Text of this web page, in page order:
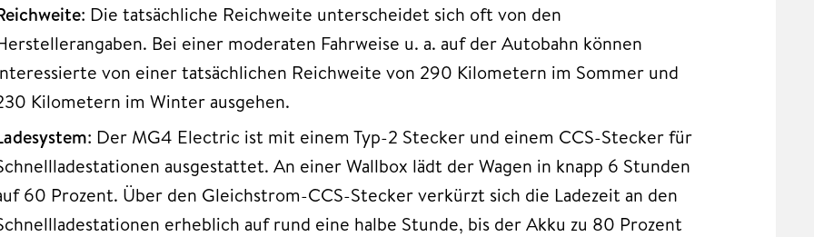
: Die tatsächliche Reichweite unterscheidet sich oft von den
Bei einer moderaten Fahrweise u. a. auf der Autobahn können
von einer tatsächlichen Reichweite von 290 Kilometern im Sommer und
Kilometern im Winter ausgehen.
: Der MG4 Electric ist mit einem Typ-2 Stecker und einem CCS-Stecker für
ausgestattet. An einer Wallbox lädt der Wagen in knapp 6 Stunden
60 Prozent. Über den Gleichstrom-CCS-Stecker verkürzt sich die Ladezeit an den
erheblich auf rund eine halbe Stunde, bis der Akku zu 80 Prozent